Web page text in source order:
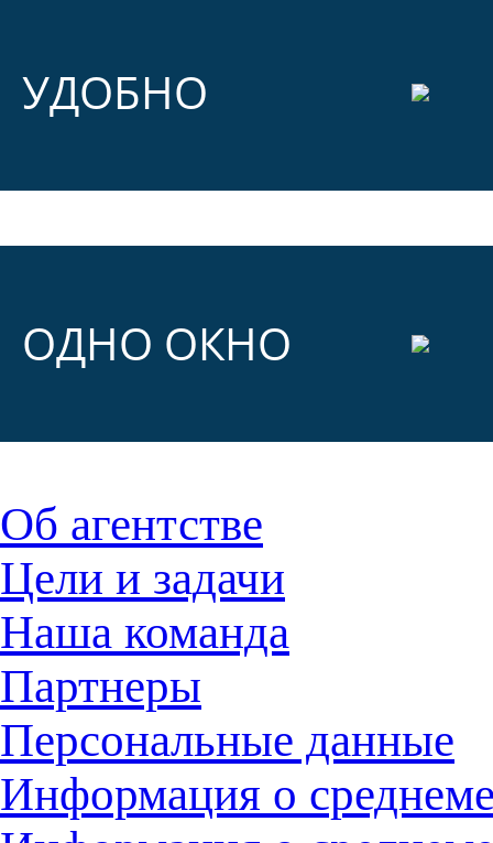
УДОБНО
ОДНО ОКНО
Об агентстве
Цели и задачи
Наша команда
Партнеры
Персональные данные
Информация о